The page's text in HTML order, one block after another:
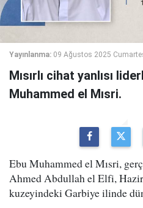
Yayınlanma: 09 Ağustos 2025
Mısırlı cihat yanlısı
Muhammed el Mısri.
Ebu Muhammed el Mısri,
Ahmed Abdullah el Elfi,
kuzeyindeki Garbiye ilinde